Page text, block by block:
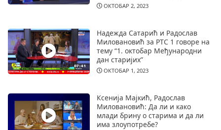
ОКТОБАР 2, 2023
Надежда Сатарић и Радослав
Миловановић за РТС 1 говоре на
тему “1. октобар Међународни
дан старијих”
ОКТОБАР 1, 2023
Ксенија Мајкић, Радослав
Миловановић: Да ли и како
млади брину о старима и да ли
има злоупотребе?